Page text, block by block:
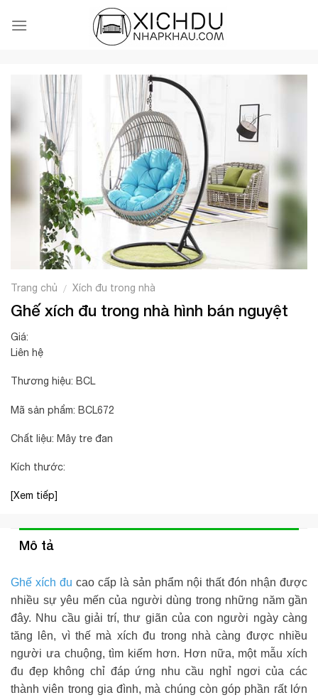
Trang chủ / Xích đu trong nhà
Ghế xích đu trong nhà hình bán nguyệt
Giá:
Liên hệ
Thương hiệu: BCL
Mã sản phẩm: BCL672
Chất liệu: Mây tre đan
Kích thước:
[Xem tiếp]
Mô tả
Ghế xích đu cao cấp là sản phẩm nội thất đón nhận được
nhiều sự yêu mến của người dùng trong những năm gần
đây. Nhu cầu giải trí, thư giãn của con người ngày càng
tăng lên, vì thế mà xích đu trong nhà càng được nhiều
người ưa chuộng, tìm kiếm hơn. Hơn nữa, một mẫu xích
đu đẹp không chỉ đáp ứng nhu cầu nghỉ ngơi của các
thành viên trong gia đình, mà chúng còn góp phần rất lớn